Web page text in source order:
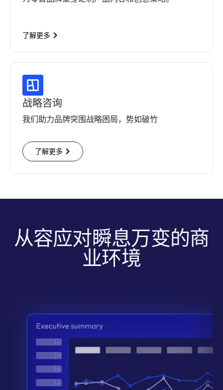
了解更多
战略咨询
我们助力品牌突围战略困局，势如破竹
了解更多
从容应对瞬息万变的商
业环境